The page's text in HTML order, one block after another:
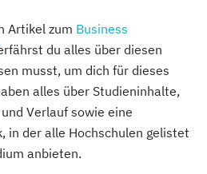
Artikel zum Business
du alles über diesen
musst, um dich für dieses
alles über Studieninhalte,
Verlauf sowie eine
in der alle Hochschulen gelistet
anbieten.